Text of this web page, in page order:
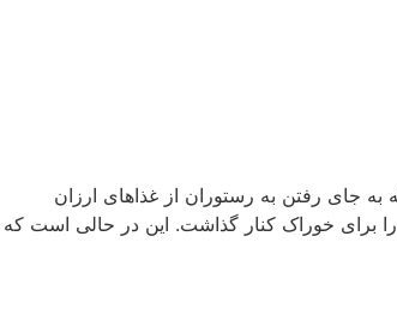
جای رفتن به رستوران از غذاهای ارزان
را برای خوراک کنار گذاشت. این در حالی است که